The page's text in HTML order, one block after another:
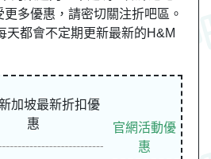
多優惠，請密切關注折吧區。
天都會不定期更新最新的H&M
加坡最新折扣優
惠
官網活動優
惠